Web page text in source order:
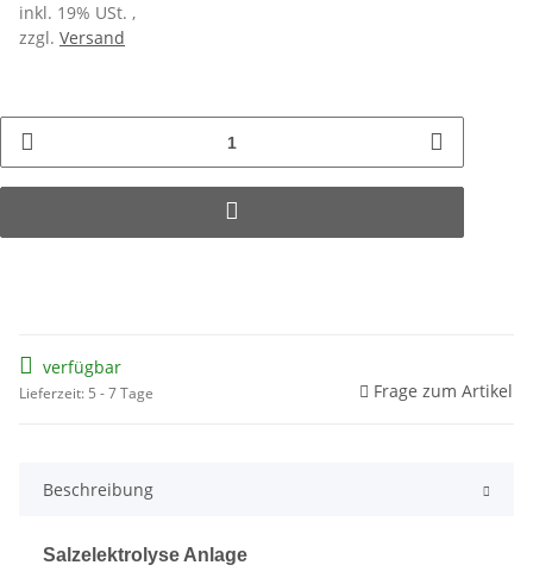
inkl. 19% USt. ,
zzgl. Versand
verfügbar
Lieferzeit: 5 - 7 Tage Frage zum Artikel
Beschreibung
Salzelektrolyse Anlage